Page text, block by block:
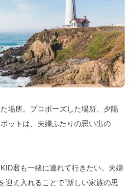
場所。プロポーズした場所、夕陽
ットは、夫婦ふたりの思い出の
君も一緒に連れて行きたい。夫婦
迎え入れることで“新しい家族の思